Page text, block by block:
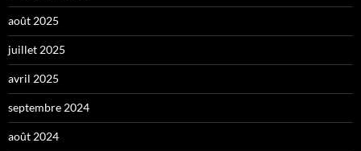
août 2025
juillet 2025
avril 2025
septembre 2024
août 2024